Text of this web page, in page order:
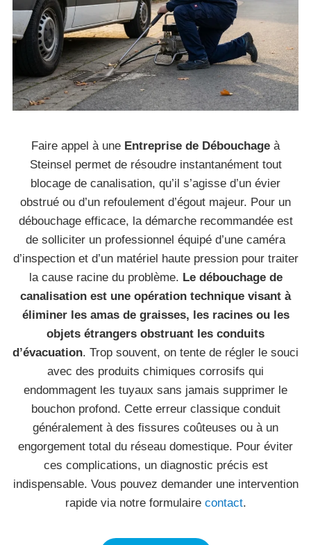
Faire appel à une Entreprise de Débouchage à
Steinsel permet de résoudre instantanément tout
blocage de canalisation, qu’il s’agisse d’un évier
obstrué ou d’un refoulement d’égout majeur. Pour un
débouchage efficace, la démarche recommandée est
de solliciter un professionnel équipé d’une caméra
d’inspection et d’un matériel haute pression pour traiter
la cause racine du problème. Le débouchage de
canalisation est une opération technique visant à
éliminer les amas de graisses, les racines ou les
objets étrangers obstruant les conduits
d’évacuation. Trop souvent, on tente de régler le souci
avec des produits chimiques corrosifs qui
endommagent les tuyaux sans jamais supprimer le
bouchon profond. Cette erreur classique conduit
généralement à des fissures coûteuses ou à un
engorgement total du réseau domestique. Pour éviter
ces complications, un diagnostic précis est
indispensable. Vous pouvez demander une intervention
rapide via notre formulaire contact.